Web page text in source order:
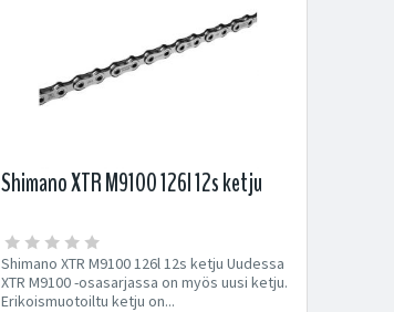
Shimano XTR M9100 126l 12s ketju
Shimano XTR M9100 126l 12s ketju Uudessa
XTR M9100 -osasarjassa on myös uusi ketju.
Erikoismuotoiltu ketju on...